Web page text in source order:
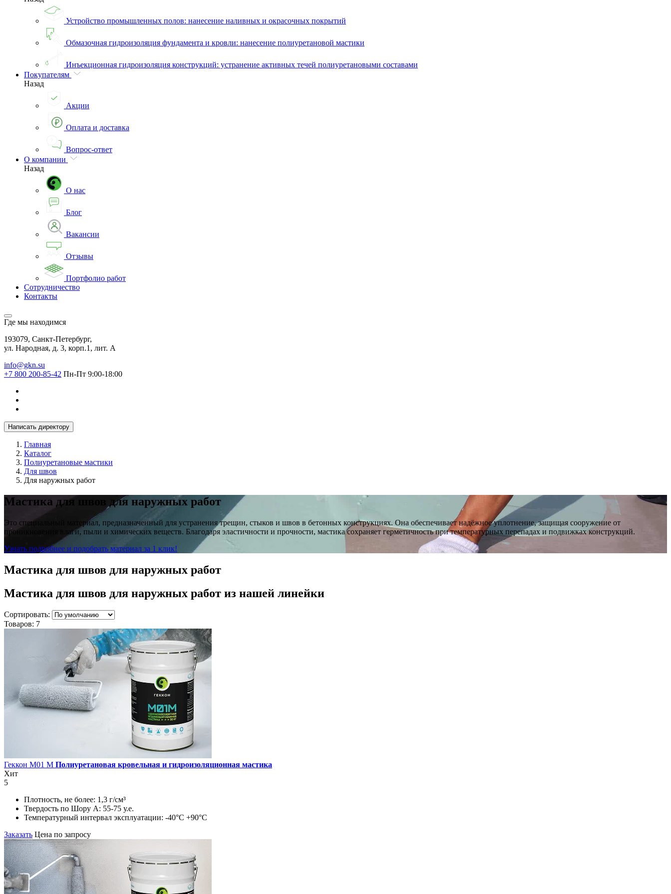
Устройство промышленных полов: нанесение наливных и окрасочных покрытий
Обмазочная гидроизоляция фундамента и кровли: нанесение полиуретановой мастики
Инъекционная гидроизоляция конструкций: устранение активных течей полиуретановыми составами
Покупателям
Назад
Акции
Оплата и доставка
Вопрос-ответ
О компании
Назад
О нас
Блог
Вакансии
Отзывы
Портфолио работ
Сотрудничество
Контакты
Где мы находимся
193079, Санкт-Петербург,
ул. Народная, д. 3, корп.1, лит. А
info@gkn.su
+7 800 200-85-42 Пн-Пт 9:00-18:00
Написать директору
Главная
Каталог
Полиуретановые мастики
Для швов
Для наружных работ
Мастика для швов для наружных работ
Это специальный материал, предназначенный для устранения трещин, стыков и швов в бетонных конструкциях. Она обеспечивает надёжное уплотнение, защищая сооружение от
проникновения влаги, пыли и химических веществ. Благодаря эластичности и прочности, мастика сохраняет герметичность при температурных перепадах и подвижках конструкций.
Узнать подробнее и подобрать материал за 1 клик!
Мастика для швов для наружных работ
Мастика для швов для наружных работ из нашей линейки
Сортировать:
Товаров: 7
Геккон М01 М Полиуретановая кровельная и гидроизоляционная мастика
Хит
5
Плотность, не более: 1,3 г/см³
Твердость по Шору А: 55-75 у.е.
Температурный интервал эксплуатации: -40°С +90°С
Заказать Цена по запросу